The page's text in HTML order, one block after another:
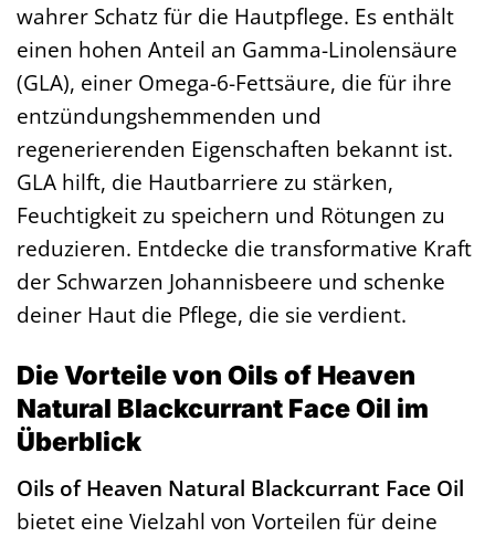
wahrer Schatz für die Hautpflege. Es enthält
einen hohen Anteil an Gamma-Linolensäure
(GLA), einer Omega-6-Fettsäure, die für ihre
entzündungshemmenden und
regenerierenden Eigenschaften bekannt ist.
GLA hilft, die Hautbarriere zu stärken,
Feuchtigkeit zu speichern und Rötungen zu
reduzieren. Entdecke die transformative Kraft
der Schwarzen Johannisbeere und schenke
deiner Haut die Pflege, die sie verdient.
Die Vorteile von Oils of Heaven
Natural Blackcurrant Face Oil im
Überblick
Oils of Heaven Natural Blackcurrant Face Oil
bietet eine Vielzahl von Vorteilen für deine